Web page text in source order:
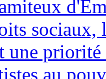
sociaux,
une
au